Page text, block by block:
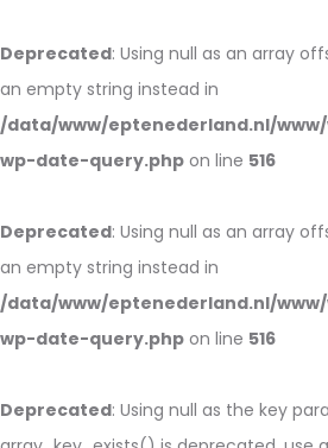
Deprecated: Using null as an array
an empty string instead in
/data/www/eptenederland.nl/
wp-date-query.php on line 516
Deprecated: Using null as an array
an empty string instead in
/data/www/eptenederland.nl/
wp-date-query.php on line 516
Deprecated: Using null as the key